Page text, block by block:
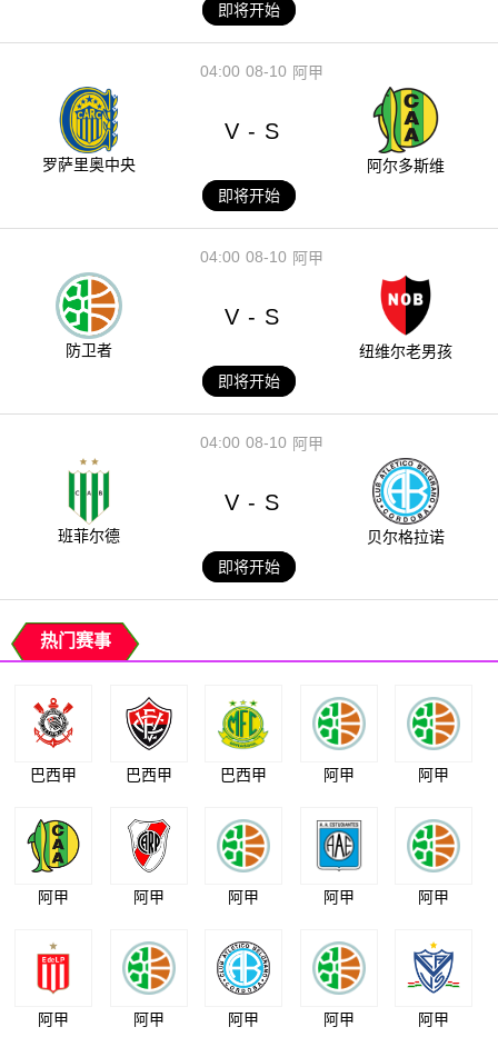
即将开始
08-10
04:00 阿甲
罗萨里奥中央
V - S
阿尔多斯维
即将开始
08-10
04:00 阿甲
防卫者
V - S
纽维尔老男孩
即将开始
08-10
04:00 阿甲
班菲尔德
V - S
贝尔格拉诺
即将开始
热门赛事
巴西甲 巴西甲 巴西甲 阿甲 阿甲
阿甲 阿甲 阿甲 阿甲 阿甲
阿甲 阿甲 阿甲 阿甲 阿甲